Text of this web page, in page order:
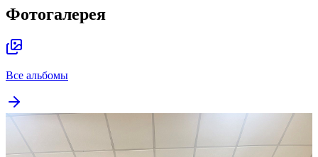
Фотогалерея
Все альбомы